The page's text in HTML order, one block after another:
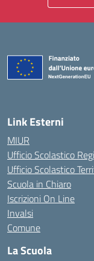
Link Esterni
MIUR
Ufficio Scolastico
Ufficio Scolastico
Scuola in Chiaro
Iscrizioni On Line
Invalsi
Comune
La Scuola